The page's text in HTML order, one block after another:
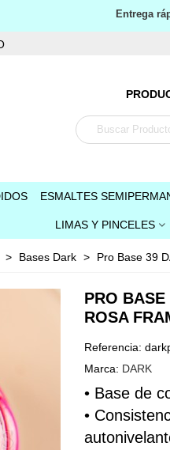
Entrega
ESMALTES
LIMAS Y PINCELES
> Bases Dark > Pro Base 39
PRO
ROSA
Referencia:
Marca: DARK
• Base de
•